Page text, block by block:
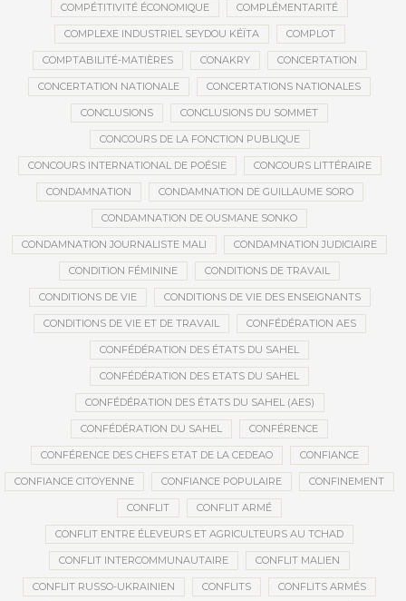
COMPÉTITIVITÉ ÉCONOMIQUE COMPLÉMENTARITÉ
COMPLEXE INDUSTRIEL SEYDOU KÉÏTA COMPLOT
COMPTABILITÉ-MATIÈRES CONAKRY CONCERTATION
CONCERTATION NATIONALE CONCERTATIONS NATIONALES
CONCLUSIONS CONCLUSIONS DU SOMMET
CONCOURS DE LA FONCTION PUBLIQUE
CONCOURS INTERNATIONAL DE POÉSIE CONCOURS LITTÉRAIRE
CONDAMNATION CONDAMNATION DE GUILLAUME SORO
CONDAMNATION DE OUSMANE SONKO
CONDAMNATION JOURNALISTE MALI CONDAMNATION JUDICIAIRE
CONDITION FÉMININE CONDITIONS DE TRAVAIL
CONDITIONS DE VIE CONDITIONS DE VIE DES ENSEIGNANTS
CONDITIONS DE VIE ET DE TRAVAIL CONFÉDÉRATION AES
CONFÉDÉRATION DES ÉTATS DU SAHEL
CONFÉDÉRATION DES ETATS DU SAHEL
CONFÉDÉRATION DES ÉTATS DU SAHEL (AES)
CONFÉDÉRATION DU SAHEL CONFÉRENCE
CONFÉRENCE DES CHEFS ETAT DE LA CEDEAO CONFIANCE
CONFIANCE CITOYENNE CONFIANCE POPULAIRE CONFINEMENT
CONFLIT CONFLIT ARMÉ
CONFLIT ENTRE ÉLEVEURS ET AGRICULTEURS AU TCHAD
CONFLIT INTERCOMMUNAUTAIRE CONFLIT MALIEN
CONFLIT RUSSO-UKRAINIEN CONFLITS CONFLITS ARMÉS